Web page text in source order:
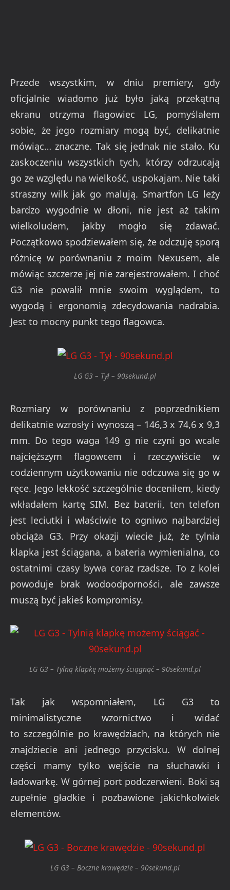
Przede wszystkim, w dniu premiery, gdy
oficjalnie wiadomo już było jaką przekątną
ekranu otrzyma flagowiec LG, pomyślałem
sobie, że jego rozmiary mogą być, delikatnie
mówiąc… znaczne. Tak się jednak nie stało. Ku
zaskoczeniu wszystkich tych, którzy odrzucają
go ze względu na wielkość, uspokajam. Nie taki
straszny wilk jak go malują. Smartfon LG leży
bardzo wygodnie w dłoni, nie jest aż takim
wielkoludem, jakby mogło się zdawać.
Początkowo spodziewałem się, że odczuję sporą
różnicę w porównaniu z moim Nexusem, ale
mówiąc szczerze jej nie zarejestrowałem. I choć
G3 nie powalił mnie swoim wyglądem, to
wygodą i ergonomią zdecydowania nadrabia.
Jest to mocny punkt tego flagowca.
LG G3 – Tył – 90sekund.pl
Rozmiary w porównaniu z poprzednikiem
delikatnie wzrosły i wynoszą – 146,3 x 74,6 x 9,3
mm. Do tego waga 149 g nie czyni go wcale
najcięższym flagowcem i rzeczywiście w
codziennym użytkowaniu nie odczuwa się go w
ręce. Jego lekkość szczególnie doceniłem, kiedy
wkładałem kartę SIM. Bez baterii, ten telefon
jest leciutki i właściwie to ogniwo najbardziej
obciąża G3. Przy okazji wiecie już, że tylnia
klapka jest ściągana, a bateria wymienialna, co
ostatnimi czasy bywa coraz rzadsze. To z kolei
powoduje brak wodoodporności, ale zawsze
muszą być jakieś kompromisy.
LG G3 – Tylną klapkę możemy ściągnąć – 90sekund.pl
Tak jak wspomniałem, LG G3 to
minimalistyczne wzornictwo i widać
to szczególnie po krawędziach, na których nie
znajdziecie ani jednego przycisku. W dolnej
części mamy tylko wejście na słuchawki i
ładowarkę. W górnej port podczerwieni. Boki są
zupełnie gładkie i pozbawione jakichkolwiek
elementów.
LG G3 – Boczne krawędzie – 90sekund.pl